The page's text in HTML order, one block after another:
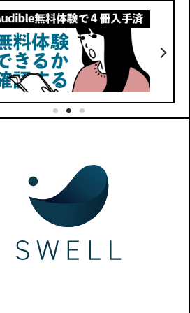
動く手帳が使える
デイリーリンク完備
BOOTHでダウンロード
No.33